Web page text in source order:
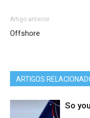
Artigo anterior
Offshore
ARTIGOS
So